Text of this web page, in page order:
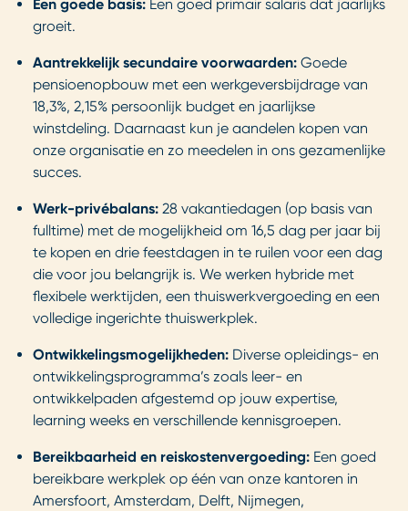
Een goede basis: Een goed primair salaris dat jaarlijks
groeit.
Aantrekkelijk secundaire voorwaarden: Goede
pensioenopbouw met een werkgeversbijdrage van
18,3%, 2,15% persoonlijk budget en jaarlijkse
winstdeling. Daarnaast kun je aandelen kopen van
onze organisatie en zo meedelen in ons gezamenlijke
succes.
Werk-privébalans: 28 vakantiedagen (op basis van
fulltime) met de mogelijkheid om 16,5 dag per jaar bij
te kopen en drie feestdagen in te ruilen voor een dag
die voor jou belangrijk is. We werken hybride met
flexibele werktijden, een thuiswerkvergoeding en een
volledige ingerichte thuiswerkplek.
Ontwikkelingsmogelijkheden: Diverse opleidings- en
ontwikkelingsprogramma’s zoals leer- en
ontwikkelpaden afgestemd op jouw expertise,
learning weeks en verschillende kennisgroepen.
Bereikbaarheid en reiskostenvergoeding: Een goed
bereikbare werkplek op één van onze kantoren in
Amersfoort, Amsterdam, Delft, Nijmegen,